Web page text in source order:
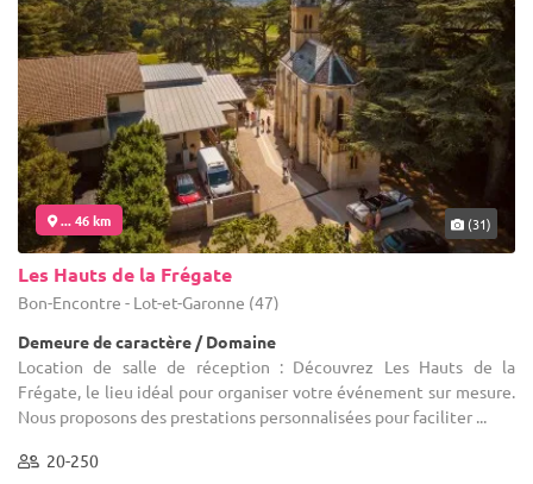
... 46 km (31)
Les Hauts de la Frégate
Bon-Encontre - Lot-et-Garonne (47)
Demeure de caractère / Domaine
Location de salle de réception : Découvrez Les Hauts de la
Frégate, le lieu idéal pour organiser votre événement sur mesure.
Nous proposons des prestations personnalisées pour faciliter ...
20-250